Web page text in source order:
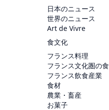
日本のニュース
世界のニュース
Art de Vivre
食文化
フランス料理
フランス文化圏の食
フランス飲食産業
食材
農業・畜産
お菓子